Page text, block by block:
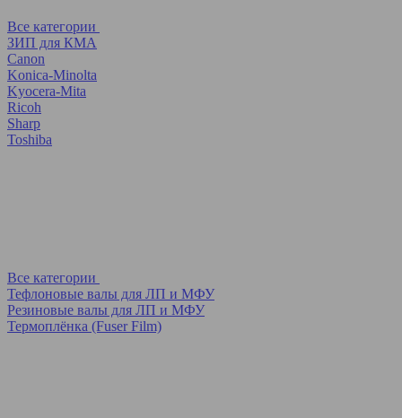
Все категории
ЗИП для КМА
Canon
Konica-Minolta
Kyocera-Mita
Ricoh
Sharp
Toshiba
Все категории
Тефлоновые валы для ЛП и МФУ
Резиновые валы для ЛП и МФУ
Термоплёнка (Fuser Film)